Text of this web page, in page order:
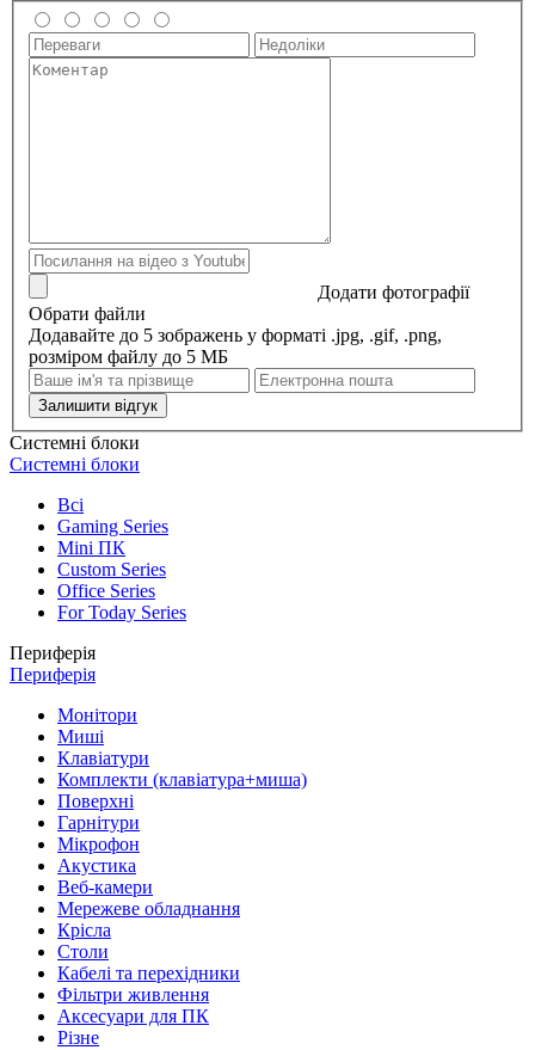
Додати фотографії
Обрати файли
Додавайте до 5 зображень у форматі .jpg, .gif, .png,
розміром файлу до 5 МБ
Залишити відгук
Системні блоки
Системні блоки
Всі
Gaming Series
Mini ПК
Custom Series
Office Series
For Today Series
Периферія
Периферія
Монітори
Миші
Клавіатури
Комплекти (клавіатура+миша)
Поверхні
Гарнітури
Мікрофон
Акустика
Веб-камери
Мережеве обладнання
Крісла
Столи
Кабелі та перехідники
Фільтри живлення
Аксесуари для ПК
Різне